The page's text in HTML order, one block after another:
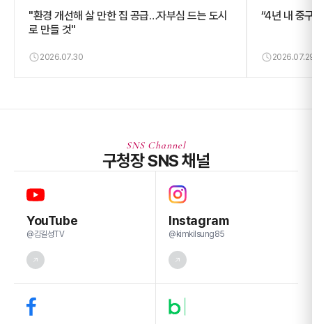
"환경 개선해 살 만한 집 공급…자부심 드는 도시
로 만들 것"
2026.07.30
“4년 내 중
SNS Channel
구청장 SNS 채널
YouTube
@김길성TV
Instagram
@kimkilsung85